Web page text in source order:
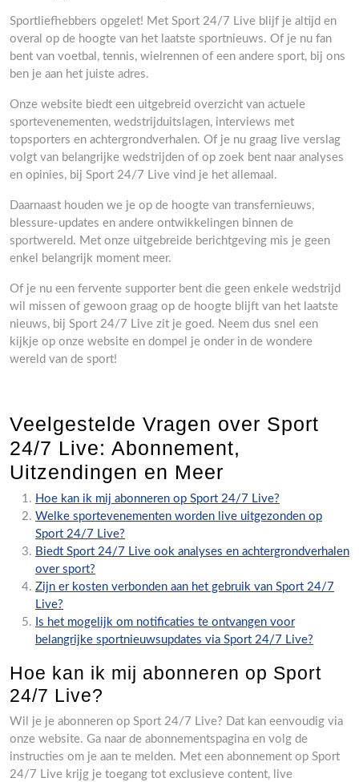
Sportliefhebbers opgelet! Met Sport 24/7 Live blijf je altijd en
overal op de hoogte van het laatste sportnieuws. Of je nu fan
bent van voetbal, tennis, wielrennen of een andere sport, bij ons
ben je aan het juiste adres.
Onze website biedt een uitgebreid overzicht van actuele
sportevenementen, wedstrijduitslagen, interviews met
topsporters en achtergrondverhalen. Of je nu graag live verslag
volgt van belangrijke wedstrijden of op zoek bent naar analyses
en opinies, bij Sport 24/7 Live vind je het allemaal.
Daarnaast houden we je op de hoogte van transfernieuws,
blessure-updates en andere ontwikkelingen binnen de
sportwereld. Met onze uitgebreide berichtgeving mis je geen
enkel belangrijk moment meer.
Of je nu een fervente supporter bent die geen enkele wedstrijd
wil missen of gewoon graag op de hoogte blijft van het laatste
nieuws, bij Sport 24/7 Live zit je goed. Neem dus snel een
kijkje op onze website en dompel je onder in de wondere
wereld van de sport!
Veelgestelde Vragen over Sport
24/7 Live: Abonnement,
Uitzendingen en Meer
Hoe kan ik mij abonneren op Sport 24/7 Live?
Welke sportevenementen worden live uitgezonden op
Sport 24/7 Live?
Biedt Sport 24/7 Live ook analyses en achtergrondverhalen
over sport?
Zijn er kosten verbonden aan het gebruik van Sport 24/7
Live?
Is het mogelijk om notificaties te ontvangen voor
belangrijke sportnieuwsupdates via Sport 24/7 Live?
Hoe kan ik mij abonneren op Sport
24/7 Live?
Wil je je abonneren op Sport 24/7 Live? Dat kan eenvoudig via
onze website. Ga naar de abonnementspagina en volg de
instructies om je aan te melden. Met een abonnement op Sport
24/7 Live krijg je toegang tot exclusieve content, live